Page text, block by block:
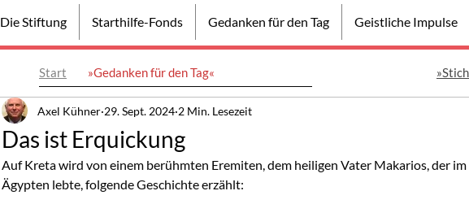
Die Stiftung Starthilfe-Fonds Gedanken für den Tag Geistliche Impulse
Start »Gedanken für den Tag«
Das ist Erquickung
Axel Kühner 29. Sept. 2024 2 Min. Lesezeit
Auf Kreta wird von einem berühmten Eremiten, dem heiligen Vater Makarios, der
Ägypten lebte, folgende Geschichte erzählt: